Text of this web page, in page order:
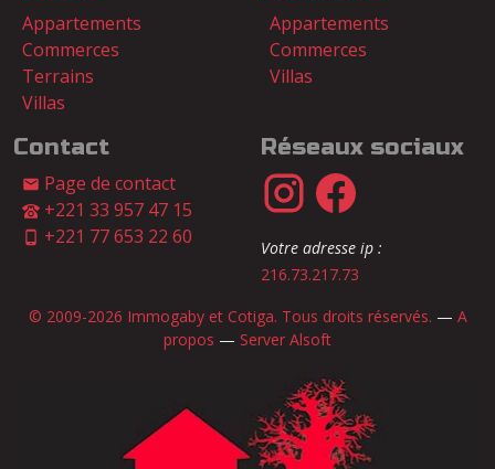
Appartements
Commerces
Terrains
Villas
Appartements
Commerces
Villas
Contact
Page de contact
+221 33 957 47 15
+221 77 653 22 60
Réseaux sociaux
Votre adresse ip :
216.73.217.73
© 2009-2026 Immogaby et Cotiga. Tous droits réservés. — A
propos — Server Alsoft